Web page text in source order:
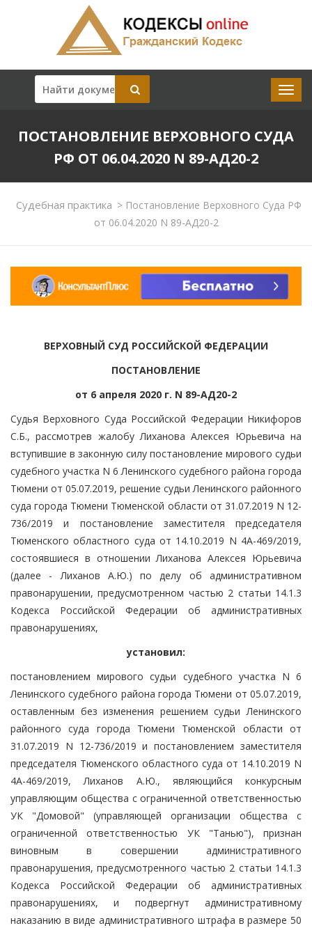
ПОСТАНОВЛЕНИЕ ВЕРХОВНОГО СУДА
РФ ОТ 06.04.2020 N 89-АД20-2
Судебная практика >Постановление Верховного Суда РФ
от 06.04.2020 N 89-АД20-2
ВЕРХОВНЫЙ СУД РОССИЙСКОЙ ФЕДЕРАЦИИ
ПОСТАНОВЛЕНИЕ
от 6 апреля 2020 г. N 89-АД20-2
Судья Верховного Суда Российской Федерации Никифоров
С.Б., рассмотрев жалобу Лиханова Алексея Юрьевича на
вступившие в законную силу постановление мирового судьи
судебного участка N 6 Ленинского судебного района города
Тюмени от 05.07.2019, решение судьи Ленинского районного
суда города Тюмени Тюменской области от 31.07.2019 N 12-
736/2019 и постановление заместителя председателя
Тюменского областного суда от 14.10.2019 N 4А-469/2019,
состоявшиеся в отношении Лиханова Алексея Юрьевича
(далее - Лиханов А.Ю.) по делу об административном
правонарушении, предусмотренном частью 2 статьи 14.1.3
Кодекса Российской Федерации об административных
правонарушениях,
установил:
постановлением мирового судьи судебного участка N 6
Ленинского судебного района города Тюмени от 05.07.2019,
оставленным без изменения решением судьи Ленинского
районного суда города Тюмени Тюменской области от
31.07.2019 N 12-736/2019 и постановлением заместителя
председателя Тюменского областного суда от 14.10.2019 N
4А-469/2019, Лиханов А.Ю., являющийся конкурсным
управляющим общества с ограниченной ответственностью
УК "Домовой" (управляющей организации общества с
ограниченной ответственностью УК "Танью"), признан
виновным в совершении административного
правонарушения, предусмотренного частью 2 статьи 14.1.3
Кодекса Российской Федерации об административных
правонарушениях, и подвергнут административному
наказанию в виде административного штрафа в размере 50